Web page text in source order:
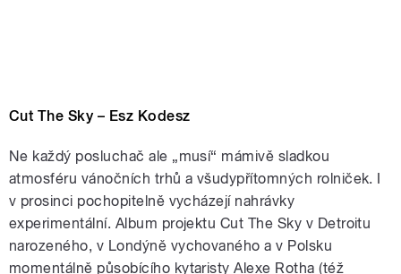
Cut The Sky – Esz Kodesz
Ne každý posluchač ale „musí“ mámivě sladkou
atmosféru vánočních trhů a všudypřítomných rolniček. I
v prosinci pochopitelně vycházejí nahrávky
experimentální. Album projektu Cut The Sky v Detroitu
narozeného, v Londýně vychovaného a v Polsku
momentálně působícího kytaristy Alexe Rotha (též